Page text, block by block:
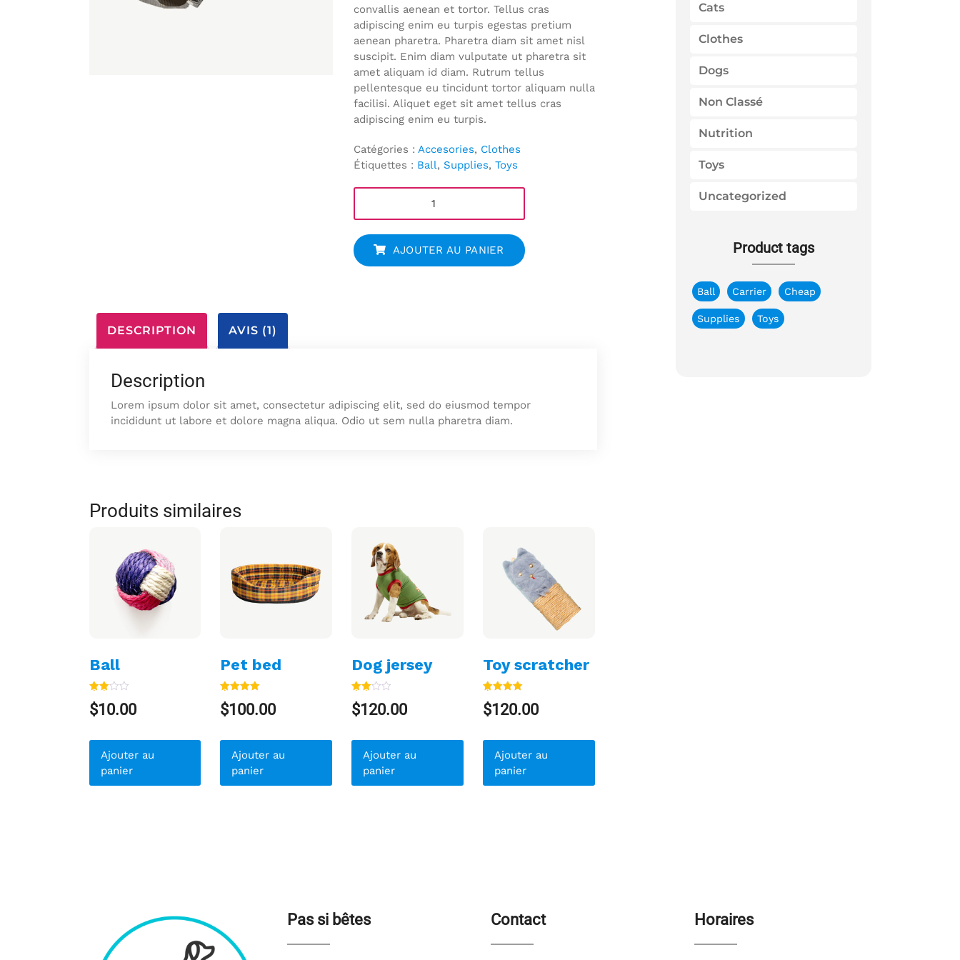
convallis aenean et tortor. Tellus cras
adipiscing enim eu turpis egestas pretium
aenean pharetra. Pharetra diam sit amet nisl
suscipit. Enim diam vulputate ut pharetra sit
amet aliquam id diam. Rutrum tellus
pellentesque eu tincidunt tortor aliquam nulla
facilisi. Aliquet eget sit amet tellus cras
adipiscing enim eu turpis.
Catégories : Accesories, Clothes
Étiquettes : Ball, Supplies, Toys
n
t
c
AJOUTER AU PANIER
DESCRIPTION AVIS (1)
Description
Lorem ipsum dolor sit amet, consectetur adipiscing elit, sed do eiusmod tempor
incididunt ut labore et dolore magna aliqua. Odio ut sem nulla pharetra diam.
Produits similaires
Ball
3.00
sur 5
$10.00
Ajouter au
panier
Pet bed
5.00
sur 5
$100.00
Ajouter au
panier
Dog jersey
3.00
sur 5
$120.00
Ajouter au
panier
Toy scratcher
5.00
sur 5
$120.00
Ajouter au
panier
Cats
Clothes
Dogs
Non Classé
Nutrition
Toys
Uncategorized
Product tags
Ball Carrier Cheap
Supplies Toys
Pas si bêtes Contact Horaires